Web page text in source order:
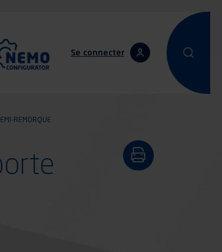
Se connecter
Effectuer
REMORQUE